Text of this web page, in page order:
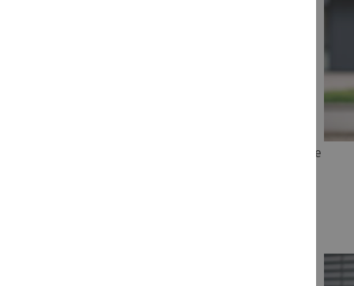
Bei Fragen zu unseren Schulungen rund um Akademie